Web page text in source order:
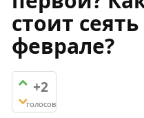
стоит
феврале?
+2
голосов